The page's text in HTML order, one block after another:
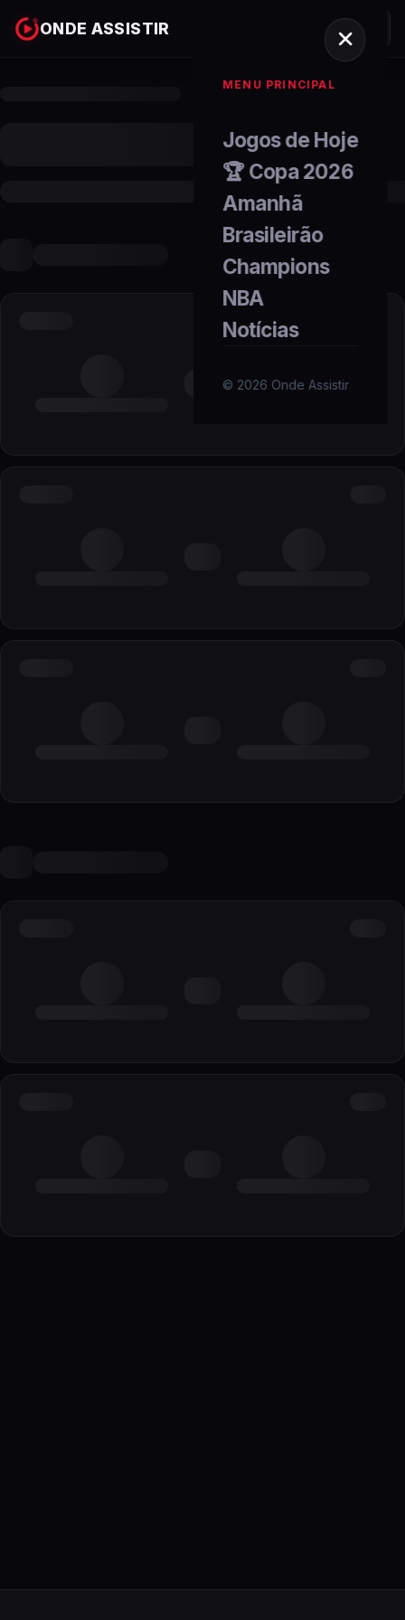
ONDE ASSISTIR
MENU PRINCIPAL
Jogos de Hoje
🏆 Copa 2026
Amanhã
Brasileirão
Champions
NBA
Notícias
© 2026 Onde Assistir